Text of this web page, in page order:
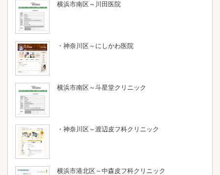
横浜市南区～川田医院
・神奈川区～にしかわ医院
横浜市南区～斗星堂クリニック
・神奈川区～渡辺皮フ科クリニック
横浜市港北区～中森皮フ科クリニック